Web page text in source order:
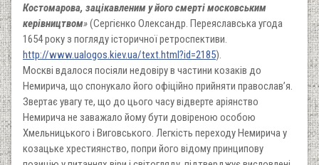
Костомарова, зацікавленим у його смерті московським
керівництвом»(Сергієнко Олександр. Переяславська угода
1654 року з погляду історичної ретроспективи.
http://www.ualogos.kiev.ua/text.html?id=2185).
Москві вдалося посіяли недовіру в частини козаків до
Немирича, що спонукало його офіційно прийняти православ’я.
Звертає увагу те, що до цього часу відверте аріянство
Немирича не заважало йому бути довіреною особою
Хмельницького і Виговського. Легкість переходу Немирича у
козацьке хрестиянство, попри його відому принципову